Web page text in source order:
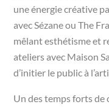
une énergie créative
avec Sézane ou The
mêlant esthétisme et
ateliers avec Maison
d’initier le public à
Un des temps forts de